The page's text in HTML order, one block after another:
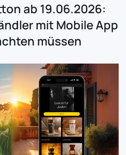
ab 19.06.2026:
mit Mobile App
müssen